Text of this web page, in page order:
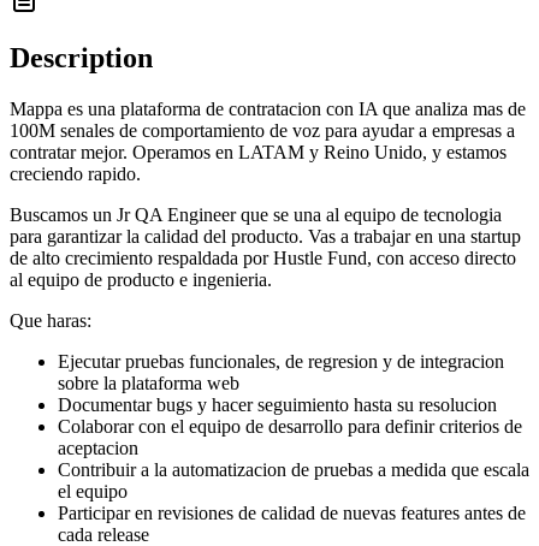
Description
Mappa es una plataforma de contratacion con IA que analiza mas de
100M senales de comportamiento de voz para ayudar a empresas a
contratar mejor. Operamos en LATAM y Reino Unido, y estamos
creciendo rapido.
Buscamos un Jr QA Engineer que se una al equipo de tecnologia
para garantizar la calidad del producto. Vas a trabajar en una startup
de alto crecimiento respaldada por Hustle Fund, con acceso directo
al equipo de producto e ingenieria.
Que haras:
Ejecutar pruebas funcionales, de regresion y de integracion
sobre la plataforma web
Documentar bugs y hacer seguimiento hasta su resolucion
Colaborar con el equipo de desarrollo para definir criterios de
aceptacion
Contribuir a la automatizacion de pruebas a medida que escala
el equipo
Participar en revisiones de calidad de nuevas features antes de
cada release